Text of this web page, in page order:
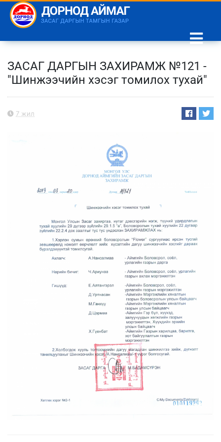
ЗАСАГ ДАРГЫН ЗАХИРАМЖ №121 -
"Шинжээчийн хэсэг томилох тухай"
7 жил